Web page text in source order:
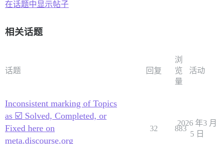
在话题中显示帖子
相关话题
话题 回复
浏
览
量
活动
Inconsistent marking of Topics
as ☑️ Solved, Completed, or
Fixed here on
meta.discourse.org
32 883
2026 年3 月
5 日